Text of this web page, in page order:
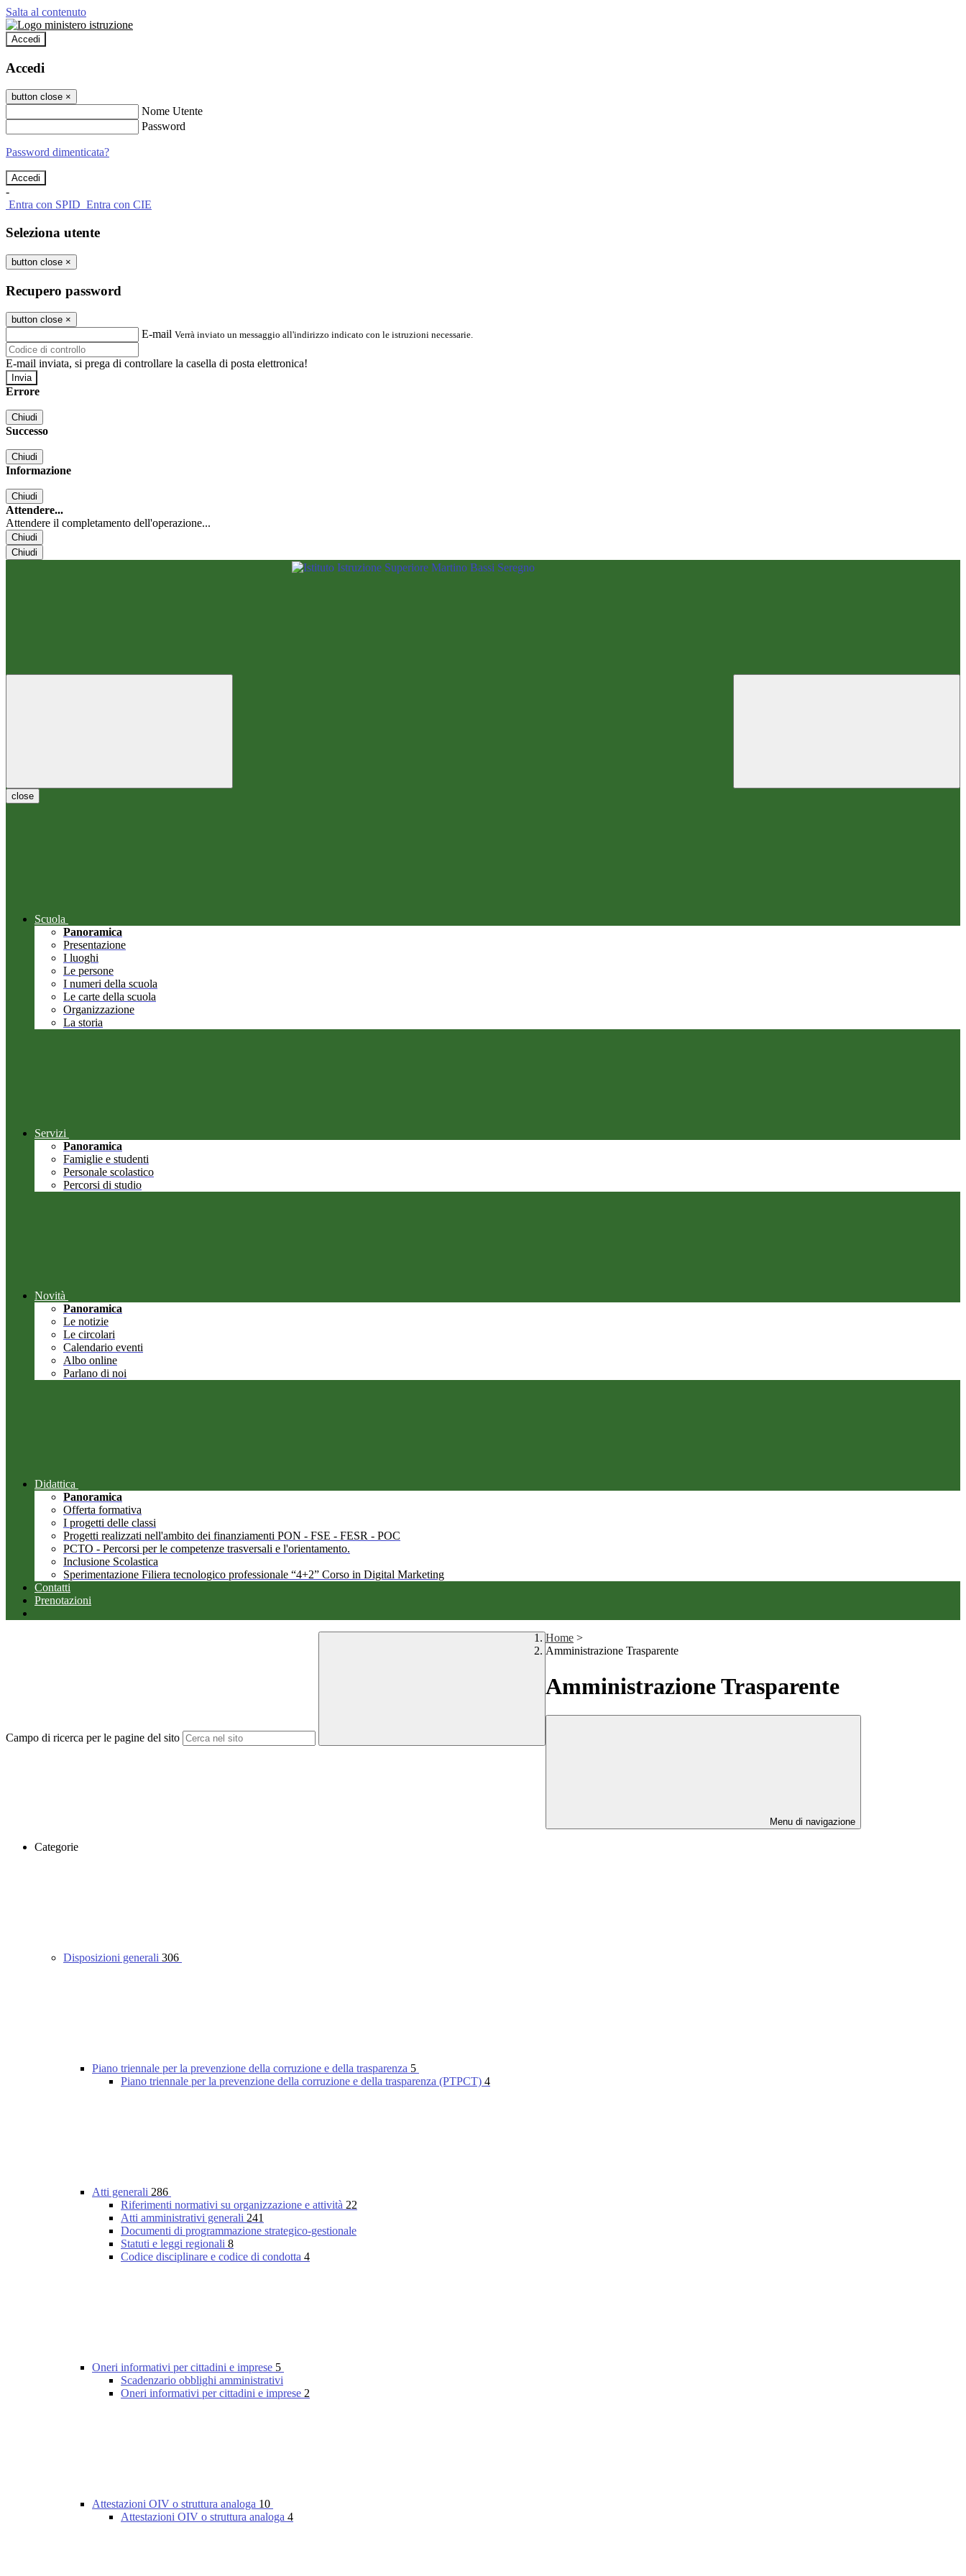
Salta al contenuto
Accedi
Accedi
button close ×
Nome Utente
Password
Password dimenticata?
-
Entra con SPID Entra con CIE
Seleziona utente
button close ×
Recupero password
button close ×
E-mail Verrà inviato un messaggio all'indirizzo indicato con le istruzioni necessarie.
E-mail inviata, si prega di controllare la casella di posta elettronica!
Errore
Chiudi
Successo
Chiudi
Informazione
Chiudi
Attendere...
Attendere il completamento dell'operazione...
Chiudi
Chiudi
close
Scuola
Panoramica
Presentazione
I luoghi
Le persone
I numeri della scuola
Le carte della scuola
Organizzazione
La storia
Servizi
Panoramica
Famiglie e studenti
Personale scolastico
Percorsi di studio
Novità
Panoramica
Le notizie
Le circolari
Calendario eventi
Albo online
Parlano di noi
Didattica
Panoramica
Offerta formativa
I progetti delle classi
Progetti realizzati nell'ambito dei finanziamenti PON - FSE - FESR - POC
PCTO - Percorsi per le competenze trasversali e l'orientamento.
Inclusione Scolastica
Sperimentazione Filiera tecnologico professionale “4+2” Corso in Digital Marketing
Contatti
Prenotazioni
Campo di ricerca per le pagine del sito
Home >
Amministrazione Trasparente
Amministrazione Trasparente
Menu di navigazione
Categorie
Disposizioni generali 306
Piano triennale per la prevenzione della corruzione e della trasparenza 5
Piano triennale per la prevenzione della corruzione e della trasparenza (PTPCT) 4
Atti generali 286
Riferimenti normativi su organizzazione e attività 22
Atti amministrativi generali 241
Documenti di programmazione strategico-gestionale
Statuti e leggi regionali 8
Codice disciplinare e codice di condotta 4
Oneri informativi per cittadini e imprese 5
Scadenzario obblighi amministrativi
Oneri informativi per cittadini e imprese 2
Attestazioni OIV o struttura analoga 10
Attestazioni OIV o struttura analoga 4